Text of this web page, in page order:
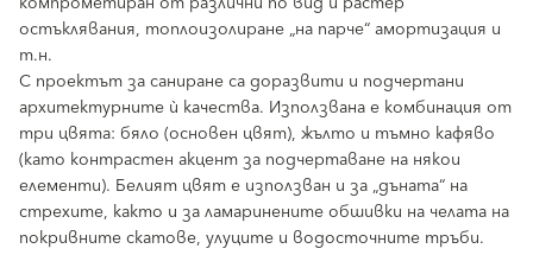
остъклявания, топлоизолиране „на парче“ амортизация и
т.н.
С проектът за саниране са доразвити и подчертани
архитектурните ѝ качества. Използвана е комбинация от
три цвята: бяло (основен цвят), жълто и тъмно кафяво
(като контрастен акцент за подчертаване на някои
елементи). Белият цвят е използван и за „дъната“ на
стрехите, както и за ламаринените обшивки на челата на
покривните скатове, улуците и водосточните тръби.